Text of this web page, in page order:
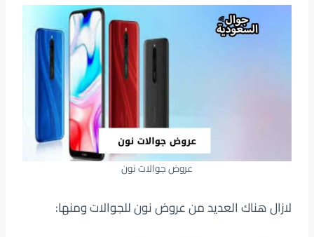
عروض جوالات نون
لازال هناك العديد من عروض نون للجوالات ومنها: